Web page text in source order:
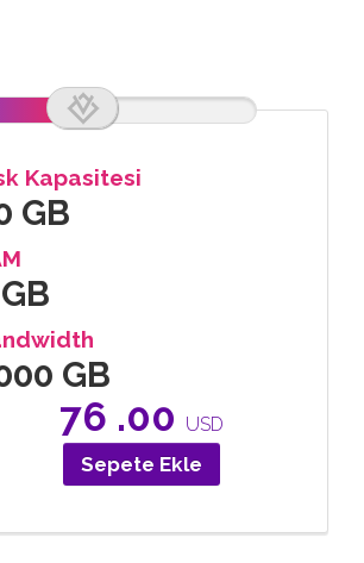
Kapasitesi
GB
GB
76 .00 USD
Sepete Ekle